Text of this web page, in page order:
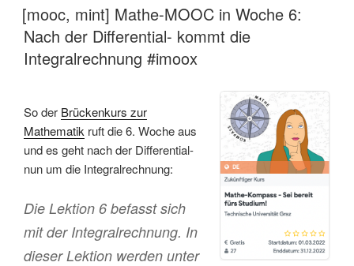
AM
[mooc, mint] Mathe-MOOC in Woche 6:
Nach der Differential- kommt die
Integralrechnung #imoox
So der Brückenkurs zur
Mathematik ruft die 6. Woche aus
und es geht nach der Differential-
nun um die Integralrechnung:
Die Lektion 6 befasst sich
mit der Integralrechnung. In
dieser Lektion werden unter